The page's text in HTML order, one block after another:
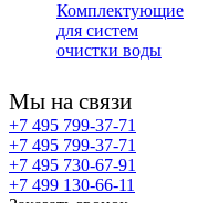
Комплектующие
для систем
очистки воды
Мы на связи
+7 495 799-37-71
+7 495 799-37-71
+7 495 730-67-91
+7 499 130-66-11